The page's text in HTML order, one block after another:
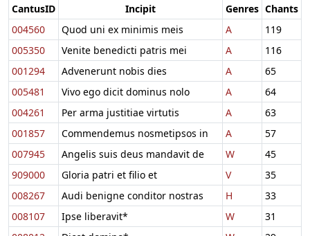
CantusID
Incipit Genres Chants
004560
Quod uni ex minimis meis A
119
005350
Venite benedicti patris mei A
116
001294
Advenerunt nobis dies A
65
005481
Vivo ego dicit dominus nolo A
64
004261
Per arma justitiae virtutis A
63
001857
Commendemus nosmetipsos in A
57
007945
Angelis suis deus mandavit de W
45
909000
Gloria patri et filio et V
35
008267
Audi benigne conditor nostras H
33
008107
Ipse liberavit* W
31